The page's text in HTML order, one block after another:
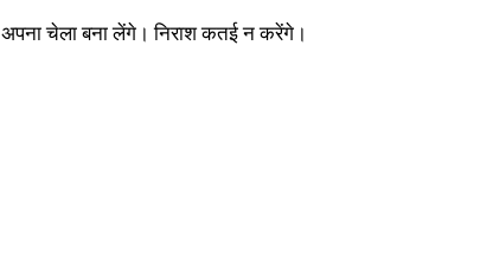
चेला बना लेंगे। निराश कतई न करेंगे।